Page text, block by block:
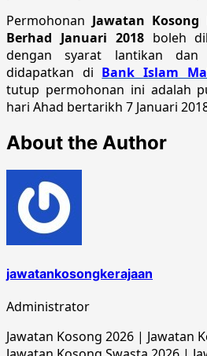
Permohonan Jawatan
Berhad Januari 2018boleh
dengan syarat lantikan
didapatkan di Bank Islam
tutup permohonan ini adalah
hari Ahad bertarikh 7 Januari
About the Author
jawatankosongkerajaan
Administrator
Jawatan Kosong 2026 | Jawatan